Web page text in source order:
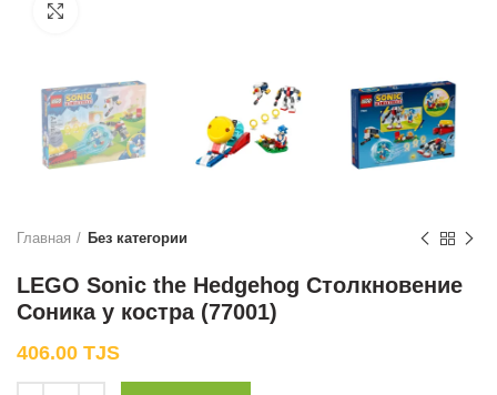
Главная Без категории
LEGO Sonic the Hedgehog Столкновение
Соника у костра (77001)
406.00 TJS